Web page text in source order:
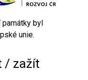
památky byl
unie.
/ zažít